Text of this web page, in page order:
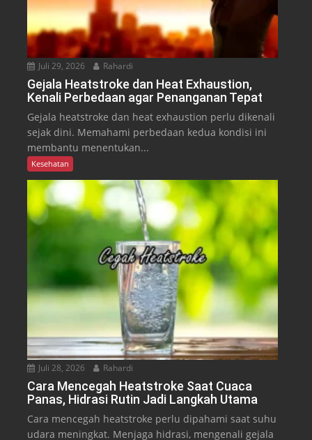
Juli 29, 2026 Rahardi
Gejala Heatstroke dan Heat Exhaustion,
Kenali Perbedaan agar Penanganan Tepat
Gejala heatstroke dan heat exhaustion perlu dikenali
sejak dini. Memahami perbedaan kedua kondisi ini
membantu menentukan...
Kesehatan
Juli 28, 2026 Rahardi
Cara Mencegah Heatstroke Saat Cuaca
Panas, Hidrasi Rutin Jadi Langkah Utama
Cara mencegah heatstroke perlu dipahami saat suhu
udara meningkat. Menjaga hidrasi, mengenali gejala